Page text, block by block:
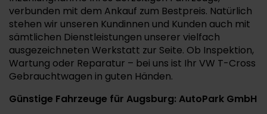
verbunden mit dem Ankauf zum Bestpreis. Natürlich
stehen wir unseren Kundinnen und Kunden auch mit
sämtlichen Dienstleistungen unserer vielfach
ausgezeichneten Werkstatt zur Seite. Ob Inspektion,
Wartung oder Reparatur – bei uns ist Ihr VW T-Cross
Gebrauchtwagen in guten Händen.
Günstige Fahrzeuge für Augsburg: AutoPark GmbH